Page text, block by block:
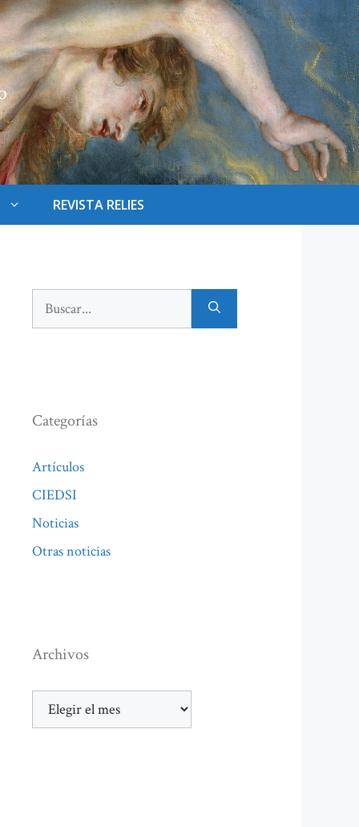
REVISTA RELIES
Categorías
Artículos
CIEDSI
Noticias
Otras noticias
Archivos
Archivos